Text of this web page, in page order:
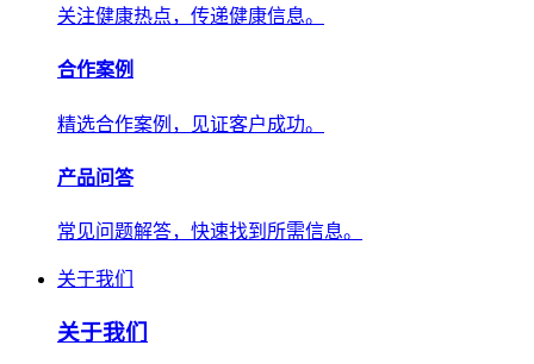
关注健康热点，传递健康信息。
合作案例
精选合作案例，见证客户成功。
产品问答
常见问题解答，快速找到所需信息。
关于我们
关于我们